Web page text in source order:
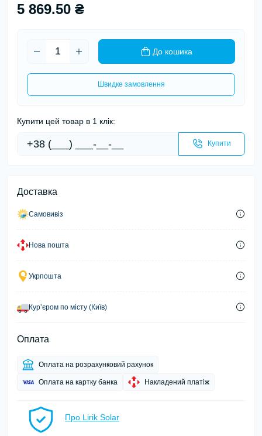
5 869.50 ₴
До кошика
Швидке замовлення
Купити цей товар в 1 клік:
Купити
Доставка
Самовивіз
Нова пошта
Укрпошта
Курʼєром по місту (Київ)
Оплата
Оплата на розрахунковий рахунок
Оплата на картку банка Накладений платіж
Про Lirik Solar